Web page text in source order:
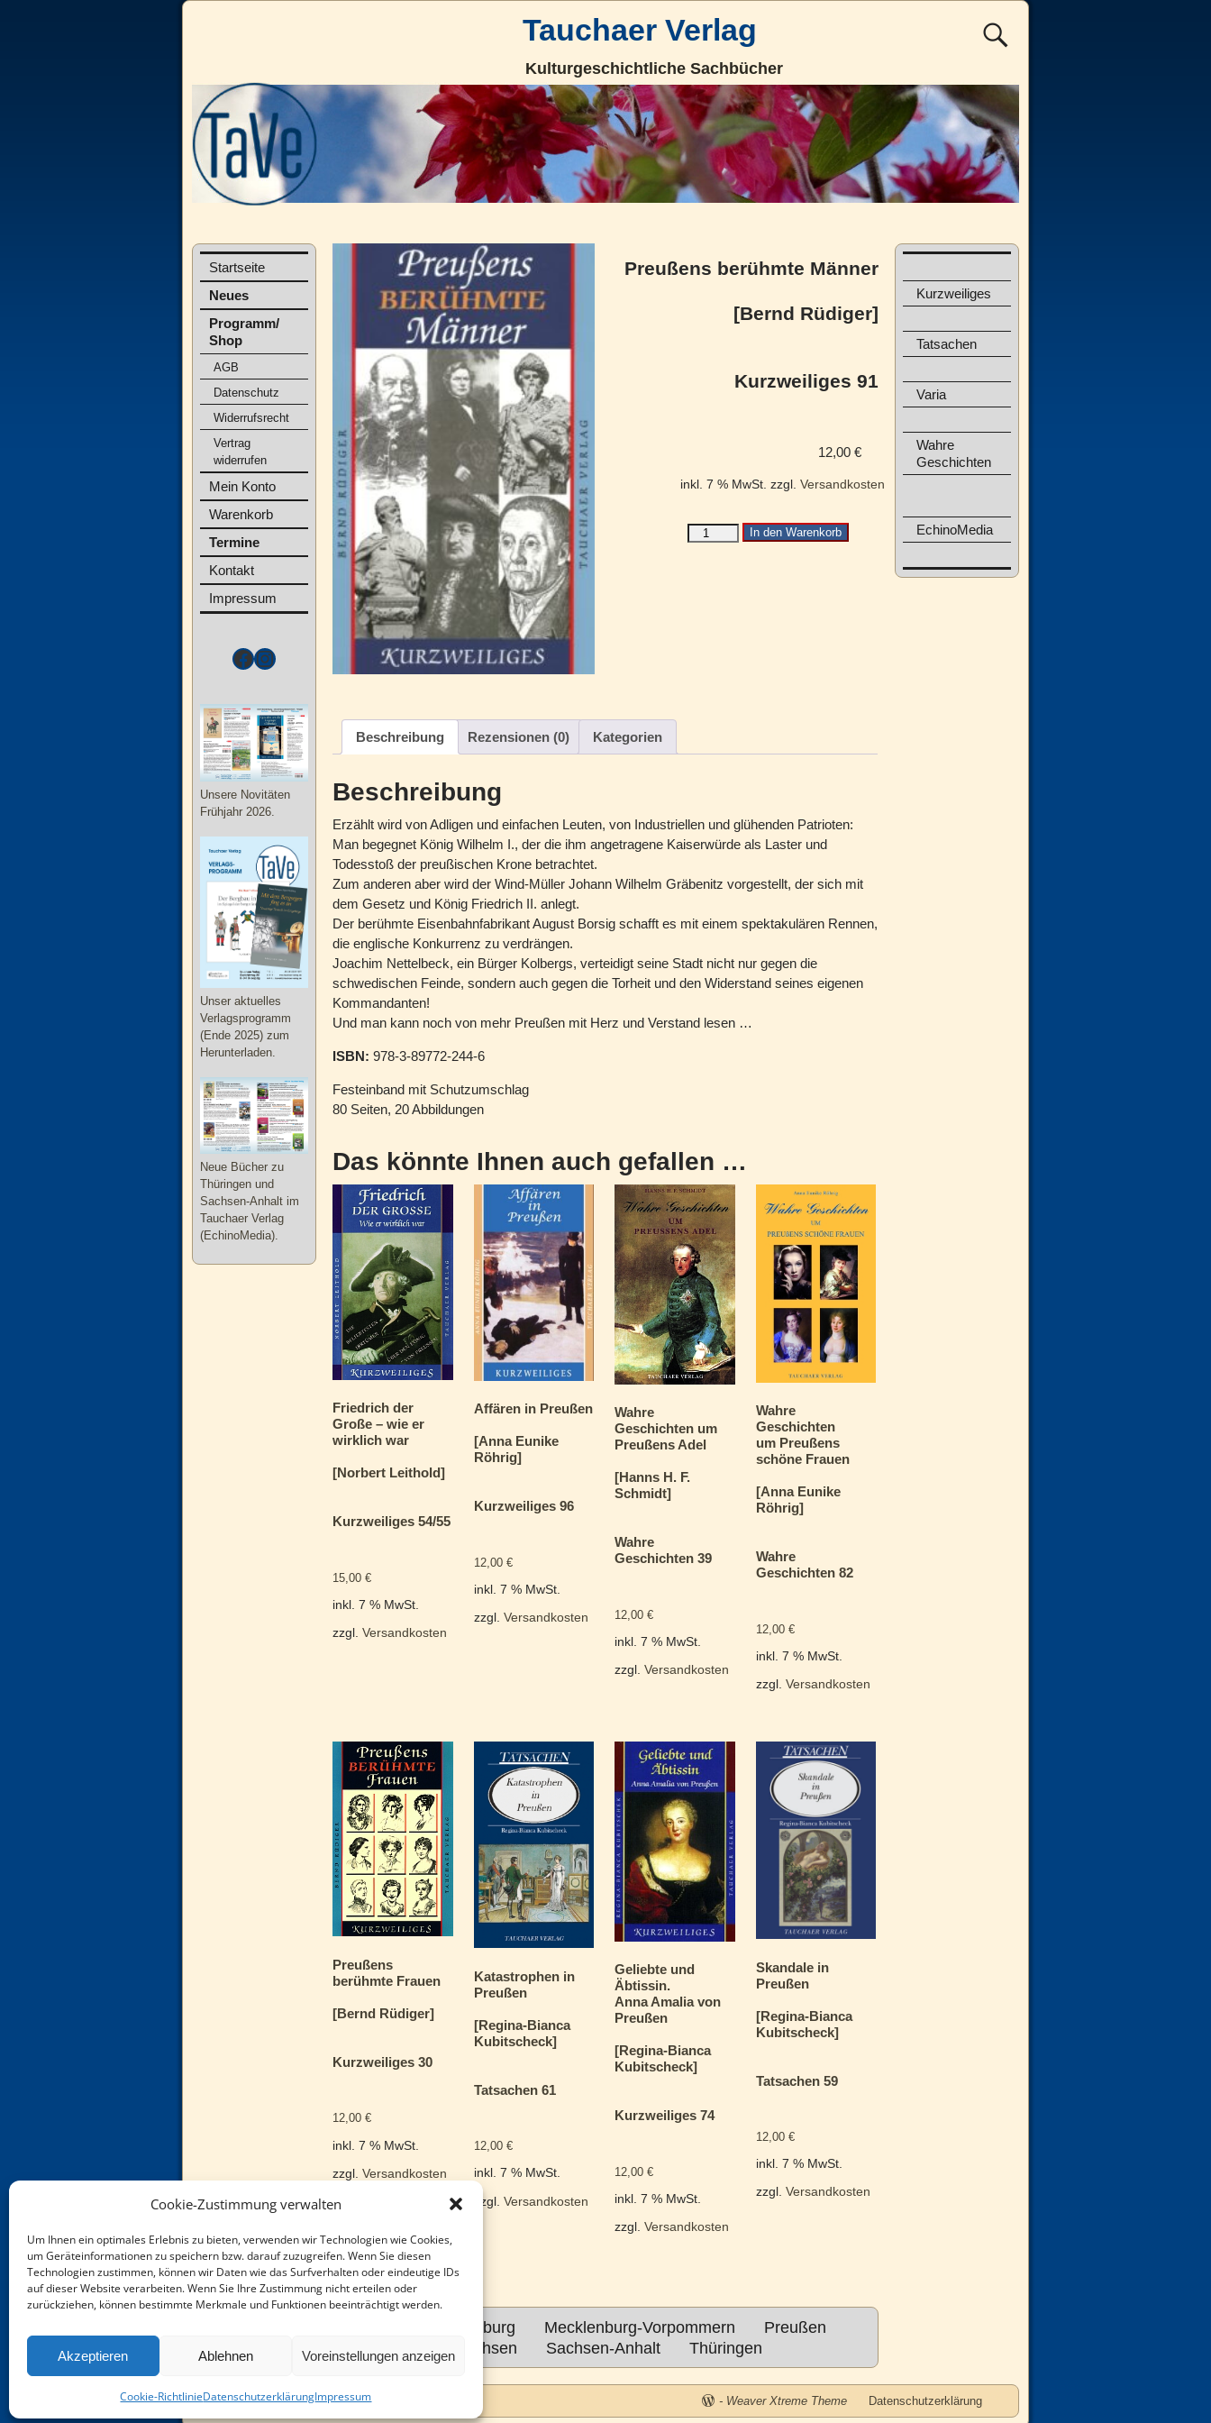
Cookie-Zustimmung verwalten
Um Ihnen ein optimales Erlebnis zu bieten, verwenden wir Technologien wie Cookies,
um Geräteinformationen zu speichern bzw. darauf zuzugreifen. Wenn Sie diesen
Technologien zustimmen, können wir Daten wie das Surfverhalten oder eindeutige IDs
auf dieser Website verarbeiten. Wenn Sie Ihre Zustimmung nicht erteilen oder
zurückziehen, können bestimmte Merkmale und Funktionen beeinträchtigt werden.
Akzeptieren Ablehnen Voreinstellungen anzeigen
Cookie-RichtlinieDatenschutzerklärungImpressum
Tauchaer Verlag
Kulturgeschichtliche Sachbücher
Preußens berühmte Männer
[Bernd Rüdiger]
Kurzweiliges 91
12,00€
inkl. 7 % MwSt. zzgl.Versandkosten
In den Warenkorb
Beschreibung Rezensionen (0) Kategorien
Beschreibung
Erzählt wird von Adligen und einfachen Leuten, von Industriellen und glühenden Patrioten:
Man begegnet König Wilhelm I., der die ihm angetragene Kaiserwürde als Laster und
Todesstoß der preußischen Krone betrachtet.
Zum anderen aber wird der Wind-Müller Johann Wilhelm Gräbenitz vorgestellt, der sich mit
dem Gesetz und König Friedrich II. anlegt.
Der berühmte Eisenbahnfabrikant August Borsig schafft es mit einem spektakulären Rennen,
die englische Konkurrenz zu verdrängen.
Joachim Nettelbeck, ein Bürger Kolbergs, verteidigt seine Stadt nicht nur gegen die
schwedischen Feinde, sondern auch gegen die Torheit und den Widerstand seines eigenen
Kommandanten!
Und man kann noch von mehr Preußen mit Herz und Verstand lesen …
ISBN: 978-3-89772-244-6
Festeinband mit Schutzumschlag
80 Seiten, 20 Abbildungen
Das könnte Ihnen auch gefallen …
Friedrich der
Große – wie er
wirklich war
[Norbert Leithold]
Kurzweiliges 54/55
15,00€
inkl. 7 % MwSt.
zzgl.Versandkosten
Affären in Preußen
[Anna Eunike
Röhrig]
Kurzweiliges 96
12,00 €
inkl. 7 % MwSt.
zzgl. Versandkosten
Wahre
Geschichten um
Preußens Adel
[Hanns H. F.
Schmidt]
Wahre
Geschichten 39
12,00€
inkl. 7 % MwSt.
zzgl.Versandkosten
Wahre
Geschichten
um Preußens
schöne Frauen
[Anna Eunike
Röhrig]
Wahre
Geschichten 82
12,00 €
inkl. 7 % MwSt.
zzgl. Versandkosten
Preußens
berühmte Frauen
[Bernd Rüdiger]
Kurzweiliges 30
12,00€
inkl. 7 % MwSt.
zzgl.Versandkosten
Katastrophen in
Preußen
[Regina-Bianca
Kubitscheck]
Tatsachen 61
12,00 €
inkl. 7 % MwSt.
zzgl. Versandkosten
Geliebte und
Äbtissin.
Anna Amalia von
Preußen
[Regina-Bianca
Kubitscheck]
Kurzweiliges 74
12,00€
inkl. 7 % MwSt.
zzgl.Versandkosten
Skandale in
Preußen
[Regina-Bianca
Kubitscheck]
Tatsachen 59
12,00 €
inkl. 7 % MwSt.
zzgl. Versandkosten
Berlin-Brandenburg Mecklenburg-Vorpommern
Preußen
Sachsen
Sachsen-Anhalt Thüringen
Startseite
Neues
Programm/
Shop
AGB
Datenschutz
Widerrufsrecht
Vertrag
widerrufen
Mein Konto
Warenkorb
Termine
Kontakt
Impressum
Unsere Novitäten
Frühjahr 2026.
Unser aktuelles
Verlagsprogramm
(Ende 2025) zum
Herunterladen.
Neue Bücher zu
Thüringen und
Sachsen-Anhalt im
Tauchaer Verlag
(EchinoMedia).
Kurzweiliges
Tatsachen
Varia
Wahre
Geschichten
EchinoMedia
©2026 -Tauchaer Verlag - Weaver Xtreme Theme Datenschutzerklärung